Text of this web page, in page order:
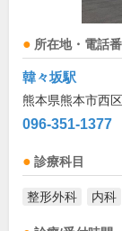
所在地・電話
韓々坂駅
熊本県熊本市西
096-351-1377
診療科目
整形外科 内科